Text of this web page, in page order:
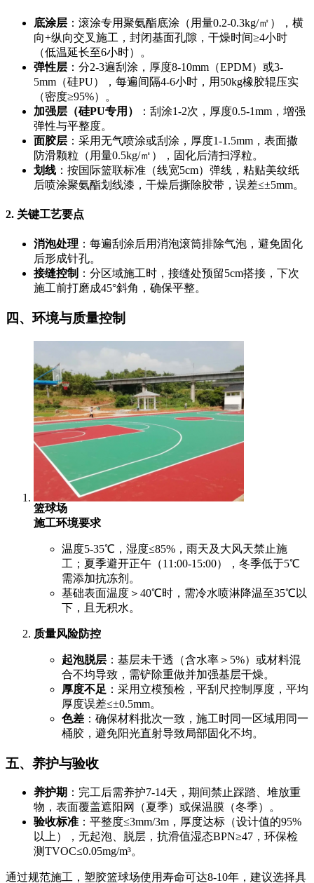
底涂层 ：滚涂专用聚氨酯底涂（用量0.2-0.3kg/㎡），横
向+纵向交叉施工，封闭基面孔隙，干燥时间≥4小时
（低温延长至6小时）。
弹性层 ：分2-3遍刮涂，厚度8-10mm（EPDM）或3-
5mm（硅PU），每遍间隔4-6小时，用50kg橡胶辊压实
（密度≥95%）。
加强层（硅PU专用）
：刮涂1-2次，厚度0.5-1mm，增强
弹性与平整度。
面胶层 ：采用无气喷涂或刮涂，厚度1-1.5mm，表面撒
防滑颗粒（用量0.5kg/㎡），固化后清扫浮粒。
划线 ：按国际篮联标准（线宽5cm）弹线，粘贴美纹纸
后喷涂聚氨酯划线漆，干燥后撕除胶带，误差≤±5mm。
2. 关键工艺要点
消泡处理 ：每遍刮涂后用消泡滚筒排除气泡，避免固化
后形成针孔。
接缝控制 ：分区域施工时，接缝处预留5cm搭接，下次
施工前打磨成45°斜角，确保平整。
四、环境与质量控制
篮球场
施工环境要求
温度5-35℃，湿度≤85%，雨天及大风天禁止施
工；夏季避开正午（11:00-15:00），冬季低于5℃
需添加抗冻剂。
基础表面温度＞40℃时，需冷水喷淋降温至35℃以
下，且无积水。
质量风险防控
起泡脱层 ：基层未干透（含水率＞5%）或材料混
合不均导致，需铲除重做并加强基层干燥。
厚度不足 ：采用立模预检，平刮尺控制厚度，平均
厚度误差≤±0.5mm。
色差 ：确保材料批次一致，施工时同一区域用同一
桶胶，避免阳光直射导致局部固化不均。
五、养护与验收
养护期 ：完工后需养护7-14天，期间禁止踩踏、堆放重
物，表面覆盖遮阳网（夏季）或保温膜（冬季）。
验收标准 ：平整度≤3mm/3m，厚度达标（设计值的95%
以上），无起泡、脱层，抗滑值湿态BPN≥47，环保检
测TVOC≤0.05mg/m³。
通过规范施工，塑胶篮球场使用寿命可达8-10年，建议选择具